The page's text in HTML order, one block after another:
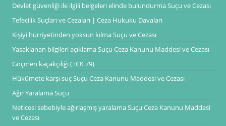
Devlet güvenliği ile ilgili belgeleri elinde bulundurma Suçu ve Cezası
Tefecilik Suçları ve Cezaları | Ceza Hukuku Davaları
Kişiyi hürriyetinden yoksun kılma Suçu ve Cezası
Yasaklanan bilgileri açıklama Suçu Ceza Kanunu Maddesi ve Cezası
Göçmen kaçakçılığı (TCK 79)
Hükûmete karşı suç Suçu Ceza Kanunu Maddesi ve Cezası
Ağır Yaralama Suçu
Neticesi sebebiyle ağırlaşmış yaralama Suçu Ceza Kanunu Maddesi
ve Cezası